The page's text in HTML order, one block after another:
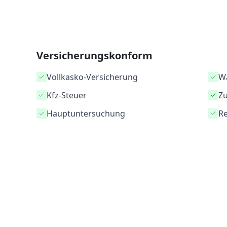
Versicherungskonform
Vollkasko-Versicherung
Kfz-Steuer
Hauptuntersuchung